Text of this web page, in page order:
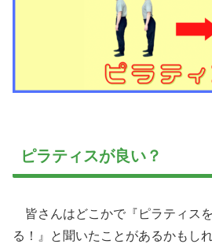
ピラティスが良い？
皆さんはどこかで『ピラティス
る！』と聞いたことがあるかもし